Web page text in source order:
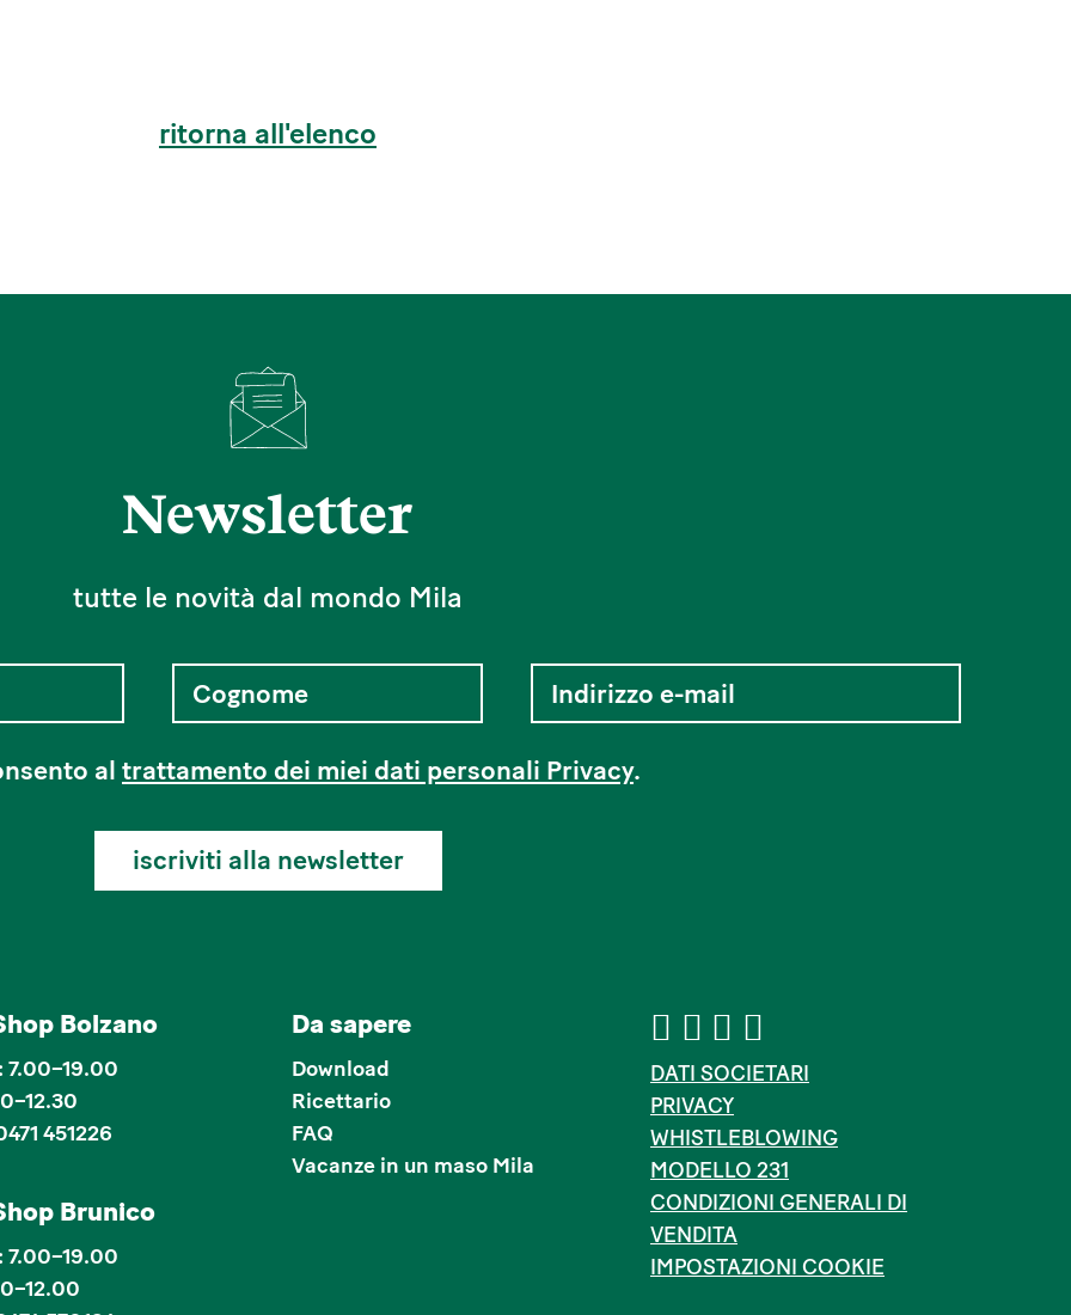
ritorna all'elenco
Newsletter
tutte le novità dal mondo Mila
al trattamento dei miei dati personali Privacy.
iscriviti alla newsletter
Bolzano
7.00–19.00
451226
Brunico
7.00–19.00
Da sapere
Download
Ricettario
FAQ
Vacanze in un maso Mila
DATI SOCIETARI
PRIVACY
WHISTLEBLOWING
MODELLO 231
CONDIZIONI GENERALI DI
VENDITA
IMPOSTAZIONI COOKIE